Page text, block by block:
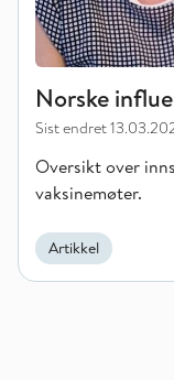
Norske
Sist endret
Oversikt over
vaksinemøter.
Artikkel